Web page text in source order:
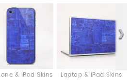
& iPod Skins Laptop & iPad Skins